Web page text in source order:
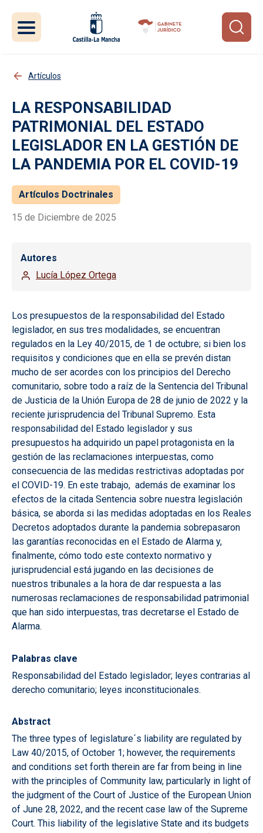
Artículos
LA RESPONSABILIDAD
PATRIMONIAL DEL ESTADO
LEGISLADOR EN LA GESTIÓN DE
LA PANDEMIA POR EL COVID-19
Artículos Doctrinales
15 de Diciembre de 2025
Autores
Lucía López Ortega
Los presupuestos de la responsabilidad del Estado
legislador, en sus tres modalidades, se encuentran
regulados en la Ley 40/2015, de 1 de octubre; si bien los
requisitos y condiciones que en ella se prevén distan
mucho de ser acordes con los principios del Derecho
comunitario, sobre todo a raíz de la Sentencia del Tribunal
de Justicia de la Unión Europa de 28 de junio de 2022 y la
reciente jurisprudencia del Tribunal Supremo. Esta
responsabilidad del Estado legislador y sus
presupuestos ha adquirido un papel protagonista en la
gestión de las reclamaciones interpuestas, como
consecuencia de las medidas restrictivas adoptadas por
el COVID-19. En este trabajo, además de examinar los
efectos de la citada Sentencia sobre nuestra legislación
básica, se aborda si las medidas adoptadas en los Reales
Decretos adoptados durante la pandemia sobrepasaron
las garantías reconocidas en el Estado de Alarma y,
finalmente, cómo todo este contexto normativo y
jurisprudencial está jugando en las decisiones de
nuestros tribunales a la hora de dar respuesta a las
numerosas reclamaciones de responsabilidad patrimonial
que han sido interpuestas, tras decretarse el Estado de
Alarma.
Palabras clave
Responsabilidad del Estado legislador; leyes contrarias al
derecho comunitario; leyes inconstitucionales.
Abstract
The three types of legislature´s liability are regulated by
Law 40/2015, of October 1; however, the requirements
and conditions set forth therein are far from being in line
with the principles of Community law, particularly in light of
the judgment of the Court of Justice of the European Union
of June 28, 2022, and the recent case law of the Supreme
Court. This liability of the legislative State and its budgets